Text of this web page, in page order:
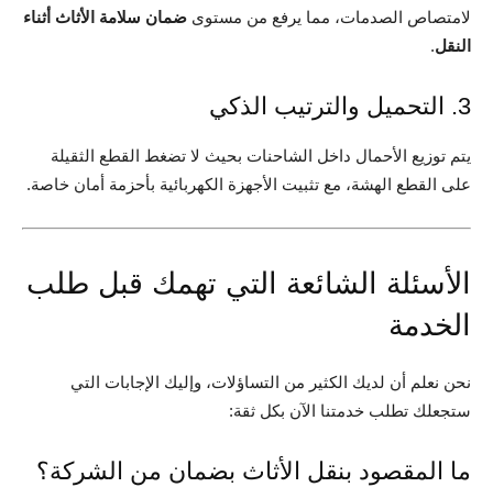
لامتصاص الصدمات، مما يرفع من مستوى ضمان سلامة الأثاث أثناء
النقل.
3. التحميل والترتيب الذكي
يتم توزيع الأحمال داخل الشاحنات بحيث لا تضغط القطع الثقيلة
على القطع الهشة، مع تثبيت الأجهزة الكهربائية بأحزمة أمان خاصة.
الأسئلة الشائعة التي تهمك قبل طلب
الخدمة
نحن نعلم أن لديك الكثير من التساؤلات، وإليك الإجابات التي
ستجعلك تطلب خدمتنا الآن بكل ثقة:
ما المقصود بنقل الأثاث بضمان من الشركة؟